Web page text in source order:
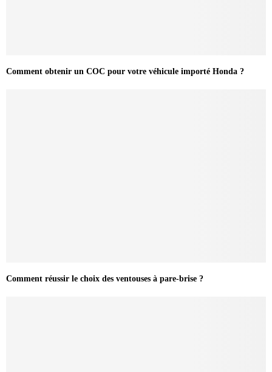
Comment obtenir un COC pour votre véhicule importé Honda ?
Comment réussir le choix des ventouses à pare-brise ?